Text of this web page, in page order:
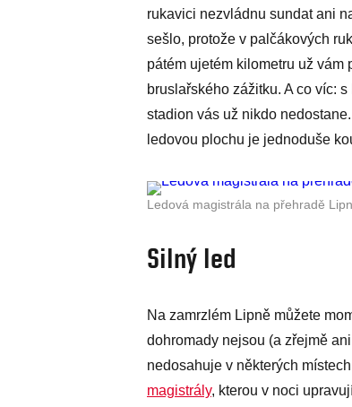
rukavici nezvládnu sundat ani
sešlo, protože v palčákových
pátém ujetém kilometru už vám
bruslařského zážitku. A co víc:
stadion vás už nikdo
ledovou plochu je jednoduše
Ledová magistrála na přehradě
Silný led
Na zamrzlém Lipně můžete
dohromady nejsou (a zřejmě
nedosahuje v některých
magistrály, kterou v noci